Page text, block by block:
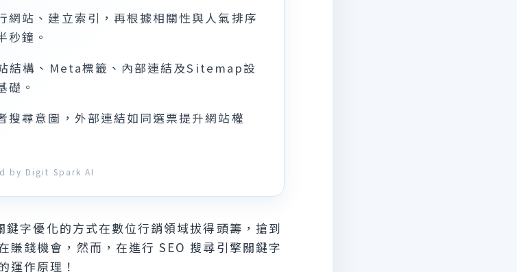
網站、建立索引，再根據相關性與人氣排序
秒鐘。
結構、Meta標籤、內部連結及Sitemap設
礎。
搜尋意圖，外部連結如同選票提升網站權
by Digit Spark AI
鍵字優化的方式在數位行銷領域拔得頭籌，搶到
賺錢機會，然而，在進行 SEO 搜尋引擎關鍵字
運作原理！